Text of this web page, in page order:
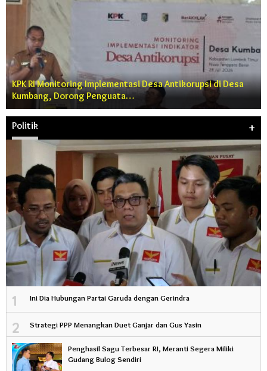
KPK RI Monitoring Implementasi Desa Antikorupsi di Desa
Kumbang, Dorong Penguata…
Politik +
1 Ini Dia Hubungan Partai Garuda dengan Gerindra
2 Strategi PPP Menangkan Duet Ganjar dan Gus Yasin
Penghasil Sagu Terbesar RI, Meranti Segera Miliki
Gudang Bulog Sendiri